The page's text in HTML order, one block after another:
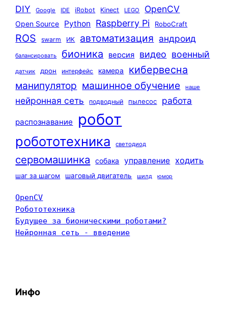
DIY Google IDE iRobot Kinect LEGO OpenCV
Open Source Python Raspberry Pi RoboCraft
ROS swarm ИК автоматизация андроид
балансировать бионика версия видео военный
датчик дрон интерфейс камера кибервесна
манипулятор машинное обучение наше
нейронная сеть подводный пылесос работа
распознавание робот
робототехника светодиод
сервомашинка собака управление ходить
шаг за шагом шаговый двигатель шилд юмор
OpenCV
Робототехника
Будущее за бионическими роботами?
Нейронная сеть - введение
Инфо